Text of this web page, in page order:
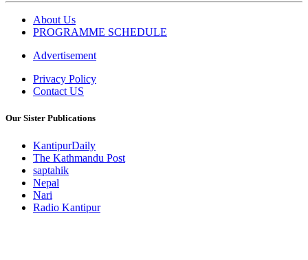
About Us
PROGRAMME SCHEDULE
Advertisement
Privacy Policy
Contact US
Our Sister Publications
KantipurDaily
The Kathmandu Post
saptahik
Nepal
Nari
Radio Kantipur